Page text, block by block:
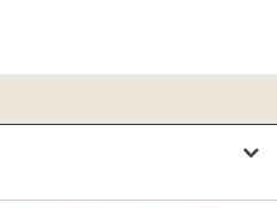
ーブブラウス新入荷！～キテ
新作登場！
ページに新入荷！
なブランケット
さが少し違っていたりちょっと曲
だった洗濯ですが、ネットに入れ
ったらすぐ干し、うちの場合は
洗濯ジワも殆どない（個人の感想